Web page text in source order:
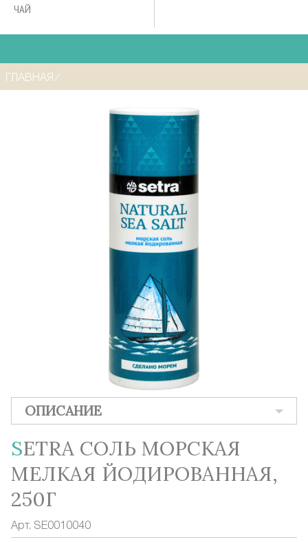
ЧАЙ
ГЛАВНАЯ ⁄
ОПИСАНИЕ
SETRA СОЛЬ МОРСКАЯ
МЕЛКАЯ ЙОДИРОВАННАЯ,
250Г
Арт. SE0010040